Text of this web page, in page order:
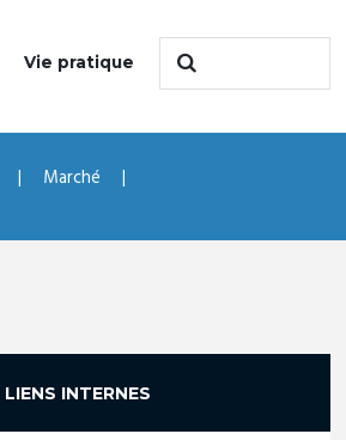
Vie pratique
Marché
LIENS INTERNES